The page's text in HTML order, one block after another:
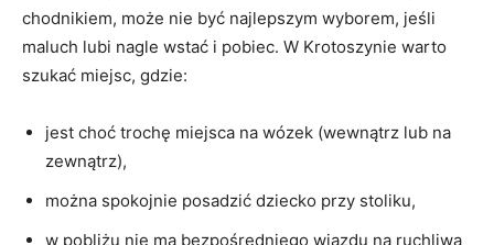
chodnikiem, może nie być najlepszym wyborem, jeśli
maluch lubi nagle wstać i pobiec. W Krotoszynie warto
szukać miejsc, gdzie:
jest choć trochę miejsca na wózek (wewnątrz lub na
zewnątrz),
można spokojnie posadzić dziecko przy stoliku,
w pobliżu nie ma bezpośredniego wjazdu na ruchliwą